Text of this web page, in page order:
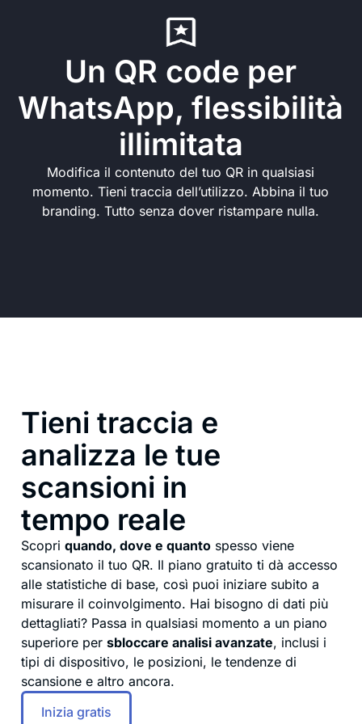
Un QR code per
WhatsApp, flessibilità
illimitata
Modifica il contenuto del tuo QR in qualsiasi
momento. Tieni traccia dell’utilizzo. Abbina il tuo
branding. Tutto senza dover ristampare nulla.
Tieni traccia e
analizza le tue
scansioni in
tempo reale
Scopri quando, dove e quanto spesso viene
scansionato il tuo QR. Il piano gratuito ti dà accesso
alle statistiche di base, così puoi iniziare subito a
misurare il coinvolgimento. Hai bisogno di dati più
dettagliati? Passa in qualsiasi momento a un piano
superiore per sbloccare analisi avanzate, inclusi i
tipi di dispositivo, le posizioni, le tendenze di
scansione e altro ancora.
Inizia gratis